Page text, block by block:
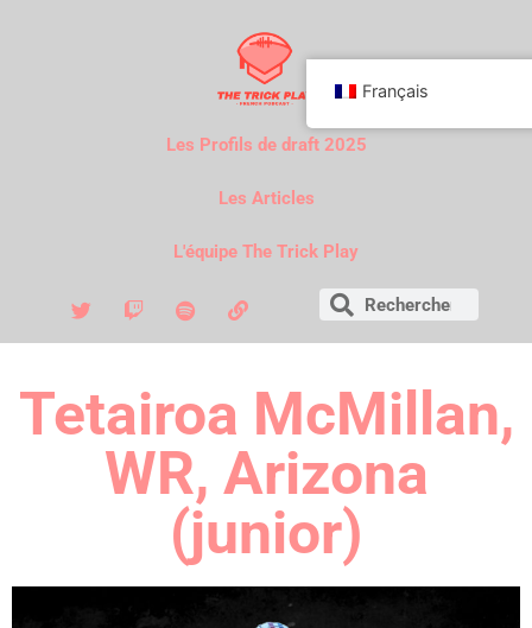
Les Profils de draft 2025
Les Articles
L'équipe The Trick Play
Tetairoa McMillan,
WR, Arizona
(junior)
Français